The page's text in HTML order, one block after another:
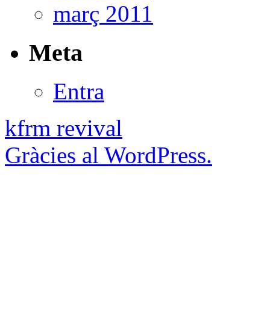
març 2011
Meta
Entra
kfrm revival
Gràcies al WordPress.